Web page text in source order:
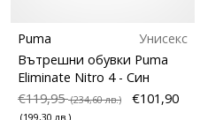
Puma
Унисекс
Вътрешни обувки Puma
Eliminate Nitro 4 - Син
€119,95(234,60 лв.) €101,90
(199,30 лв.)